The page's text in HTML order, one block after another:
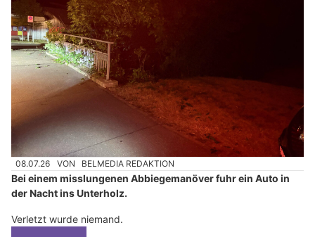
08.07.26 VON BELMEDIA REDAKTION
Bei einem misslungenen Abbiegemanöver fuhr ein Auto in
der Nacht ins Unterholz.
Verletzt wurde niemand.